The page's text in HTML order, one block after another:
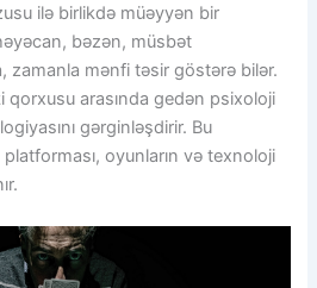
ilə birlikdə müəyyən bir
bəzən, müsbət
zamanla mənfi təsir göstərə bilər.
qorxusu arasında gedən psixoloji
gərginləşdirir. Bu
platforması, oyunların və texnoloji